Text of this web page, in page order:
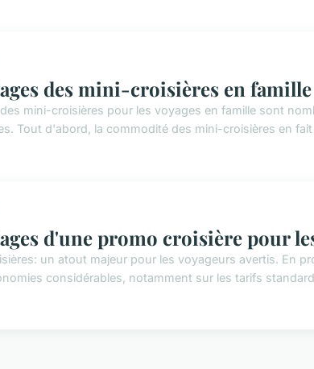
des mini-croisières en famille
mini-croisières pour les voyages en famille sont
Tout d'abord, la commodité des mini-croisières en
d'une promo croisière pour
un atout majeur pour les voyageurs avertis. En
considérables, notamment sur les tarifs